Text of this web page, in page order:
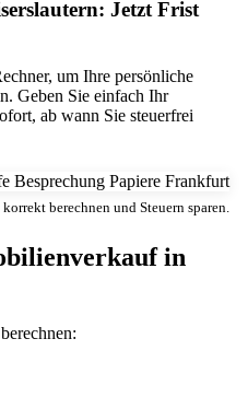
Jetzt Frist
um Ihre persönliche
Geben Sie einfach Ihr
ab wann Sie steuerfrei
berechnen und Steuern sparen.
in